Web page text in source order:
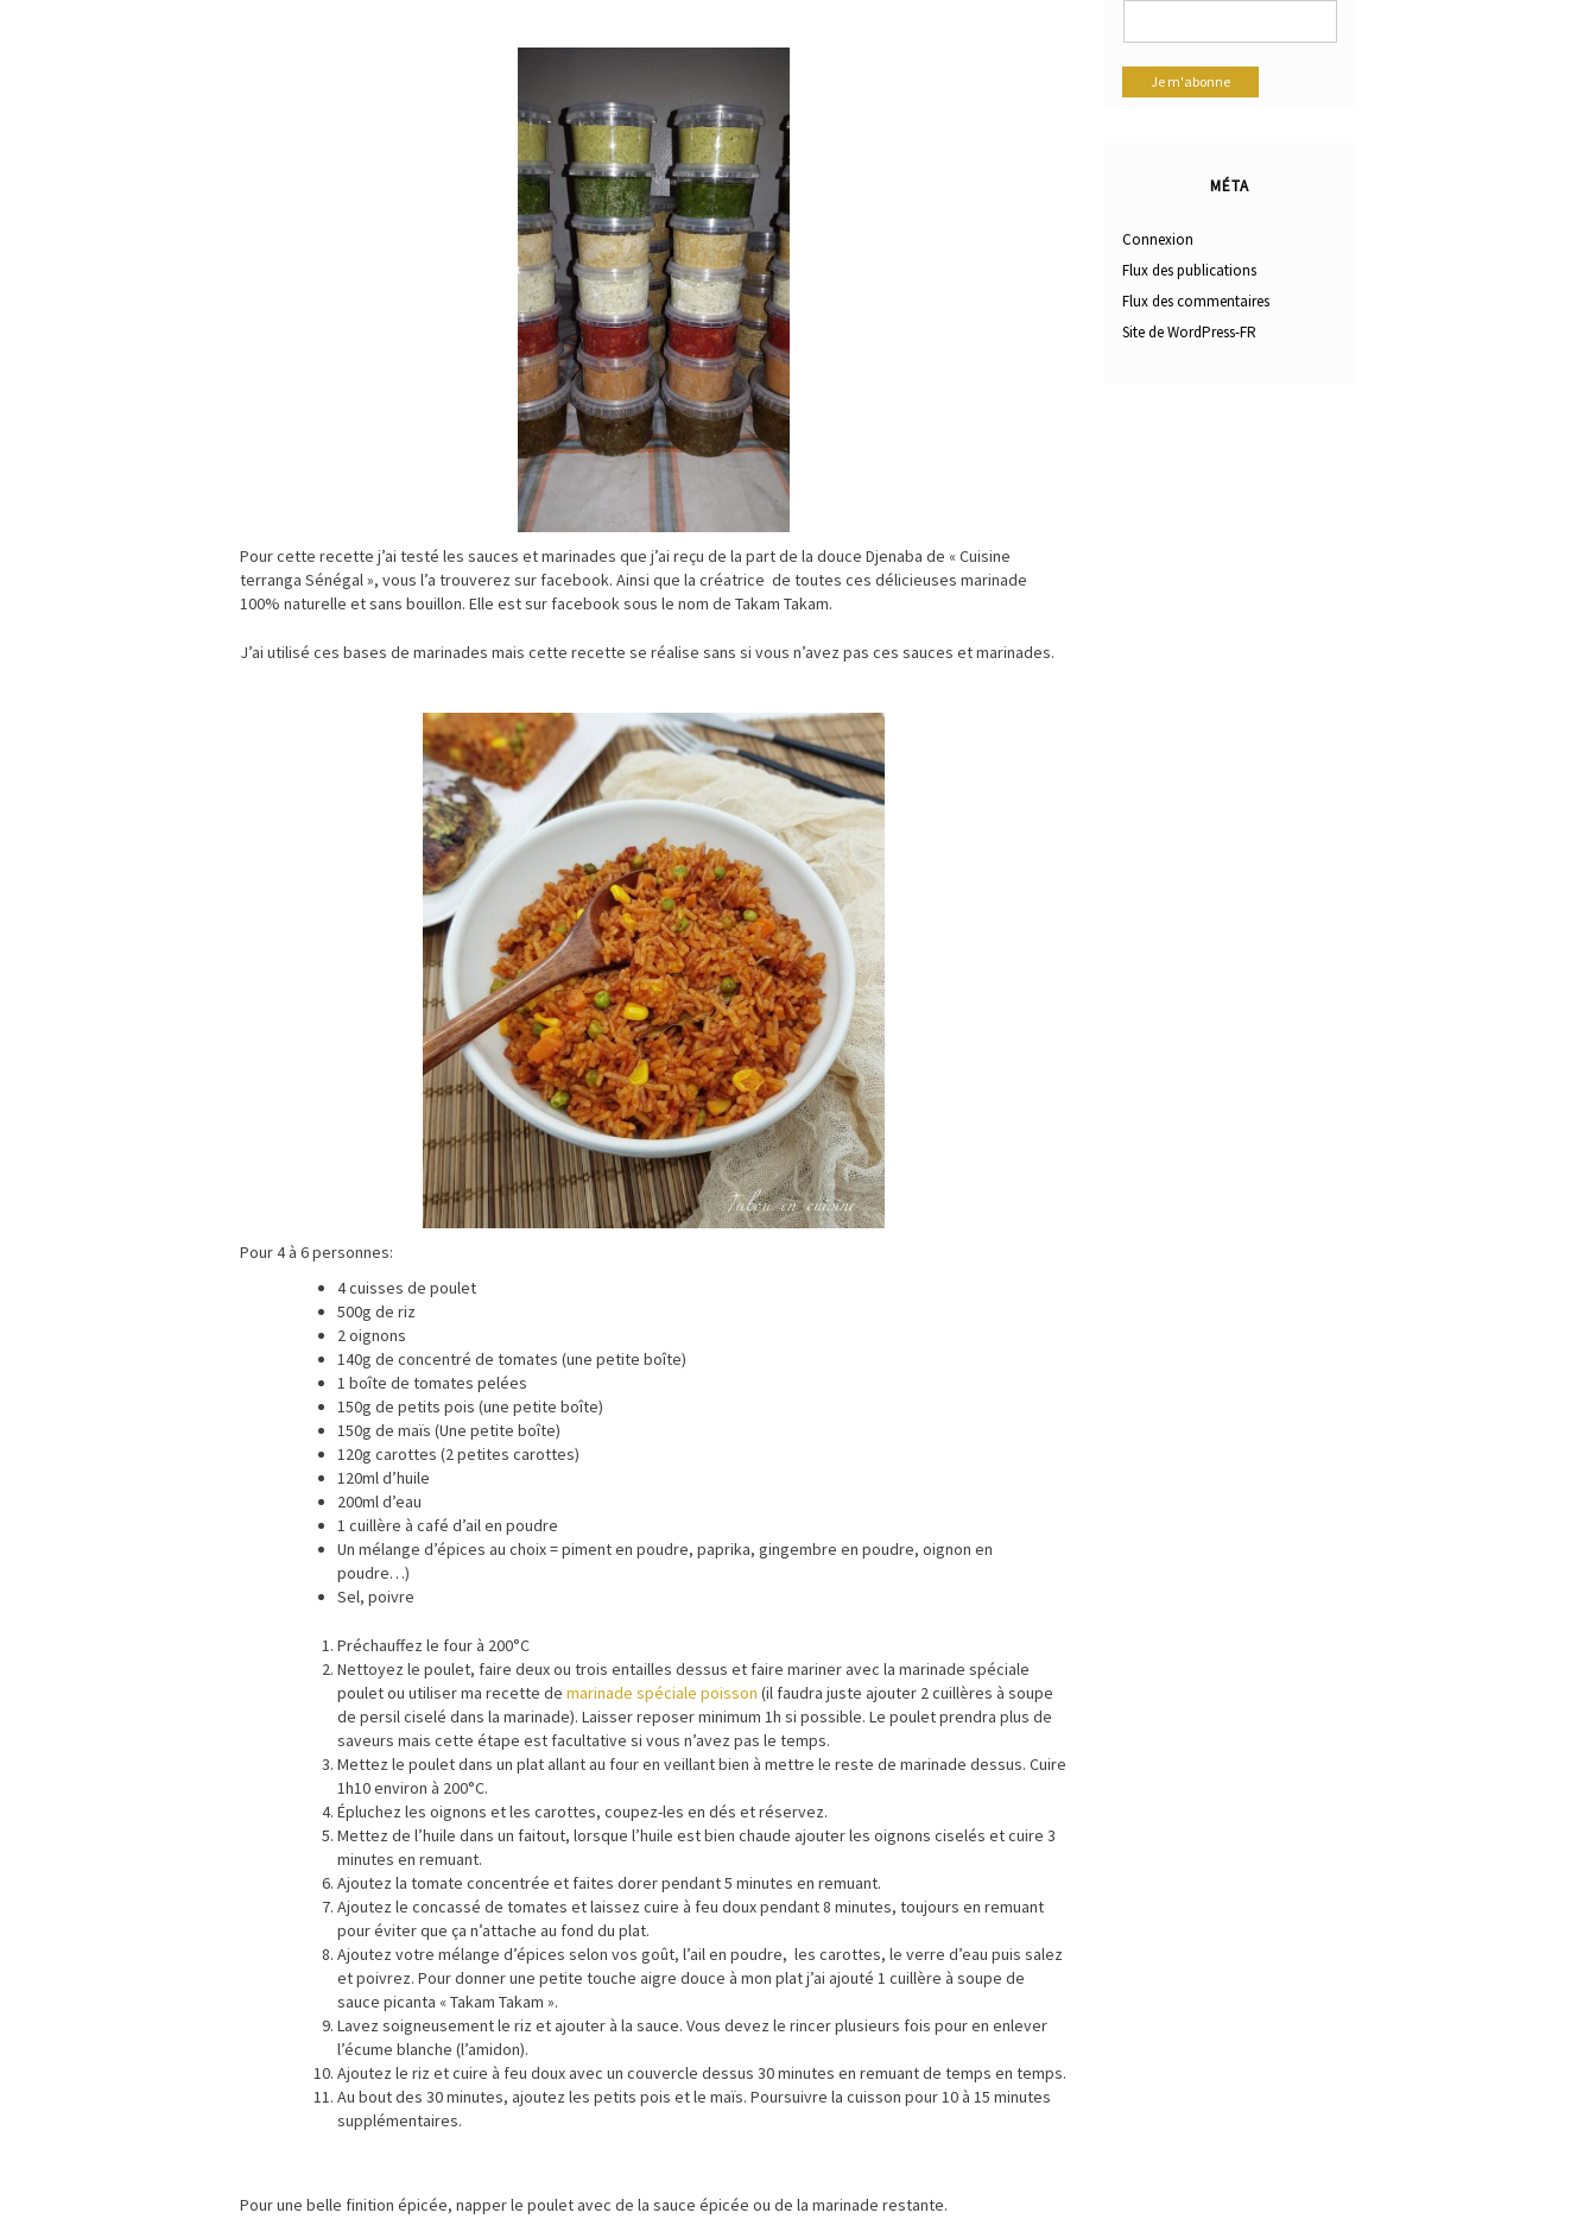
Pour cette recette j’ai testé les sauces et marinades que j’ai reçu de la part de la douce Djenaba de « Cuisine
terranga Sénégal », vous l’a trouverez sur facebook. Ainsi que la créatrice de toutes ces délicieuses marinade
100% naturelle et sans bouillon. Elle est sur facebook sous le nom de Takam Takam.
J’ai utilisé ces bases de marinades mais cette recette se réalise sans si vous n’avez pas ces sauces et marinades.
Pour 4 à 6 personnes:
4 cuisses de poulet
500g de riz
2 oignons
140g de concentré de tomates (une petite boîte)
1 boîte de tomates pelées
150g de petits pois (une petite boîte)
150g de maïs (Une petite boîte)
120g carottes (2 petites carottes)
120ml d’huile
200ml d’eau
1 cuillère à café d’ail en poudre
Un mélange d’épices au choix = piment en poudre, paprika, gingembre en poudre, oignon en
poudre…)
Sel, poivre
Préchauffez le four à 200°C
Nettoyez le poulet, faire deux ou trois entailles dessus et faire mariner avec la marinade spéciale
poulet ou utiliser ma recette de marinade spéciale poisson (il faudra juste ajouter 2 cuillères à soupe
de persil ciselé dans la marinade). Laisser reposer minimum 1h si possible. Le poulet prendra plus de
saveurs mais cette étape est facultative si vous n’avez pas le temps.
Mettez le poulet dans un plat allant au four en veillant bien à mettre le reste de marinade dessus. Cuire
1h10 environ à 200°C.
Épluchez les oignons et les carottes, coupez-les en dés et réservez.
Mettez de l’huile dans un faitout, lorsque l’huile est bien chaude ajouter les oignons ciselés et cuire 3
minutes en remuant.
Ajoutez la tomate concentrée et faites dorer pendant 5 minutes en remuant.
Ajoutez le concassé de tomates et laissez cuire à feu doux pendant 8 minutes, toujours en remuant
pour éviter que ça n’attache au fond du plat.
Ajoutez votre mélange d’épices selon vos goût, l’ail en poudre, les carottes, le verre d’eau puis salez
et poivrez. Pour donner une petite touche aigre douce à mon plat j’ai ajouté 1 cuillère à soupe de
sauce picanta « Takam Takam ».
Lavez soigneusement le riz et ajouter à la sauce. Vous devez le rincer plusieurs fois pour en enlever
l’écume blanche (l’amidon).
Ajoutez le riz et cuire à feu doux avec un couvercle dessus 30 minutes en remuant de temps en temps.
Au bout des 30 minutes, ajoutez les petits pois et le maïs. Poursuivre la cuisson pour 10 à 15 minutes
supplémentaires.
Pour une belle finition épicée, napper le poulet avec de la sauce épicée ou de la marinade restante.
MÉTA
Connexion
Flux des publications
Flux des commentaires
Site de WordPress-FR